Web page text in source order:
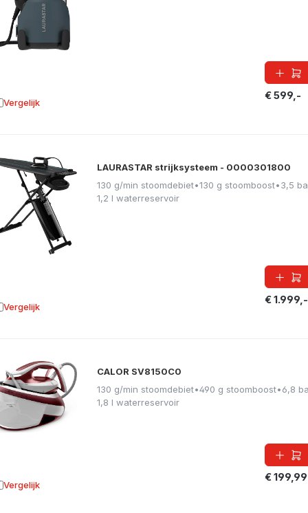
€ 599,-
Vergelijk aan vergelijking
LAURASTAR strijksysteem - 0000301800
130 g/min stoomdebiet•130 g stoomboost•3,5
1,2 l waterreservoir
€ 1.999,-
Vergelijk aan vergelijking
CALOR SV8150C0
130 g/min stoomdebiet•490 g stoomboost•6,8
1,8 l waterreservoir
€ 199,99
Vergelijk aan vergelijking